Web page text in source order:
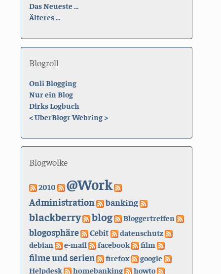
Das Neueste ...
Älteres ...
Blogroll
Onli Blogging
Nur ein Blog
Dirks Logbuch
<UberBlogr Webring>
Blogwolke
2010 @Work
Administration banking
blackberry blog Bloggertreffen
blogosphäre Cebit datenschutz
debian e-mail facebook film
filme und serien firefox
google
Helpdesk
homebanking howto